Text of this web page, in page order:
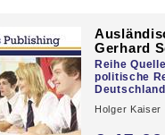
Gerhard
Reihe
politische
Holger